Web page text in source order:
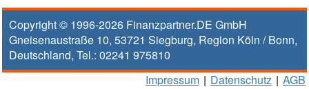
Copyright © 1996-2026 Finanzpartner.DE GmbH
Gneisenaustraße 10, 53721 Siegburg, Region Köln / Bonn,
Deutschland, Tel.: 02241 975810
Impressum | Datenschutz | AGB